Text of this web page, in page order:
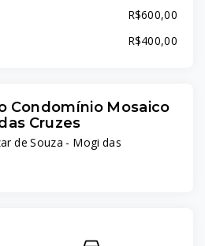
R$600,00
R$400,00
Condomínio Mosaico
Cruzes
de Souza - Mogi das